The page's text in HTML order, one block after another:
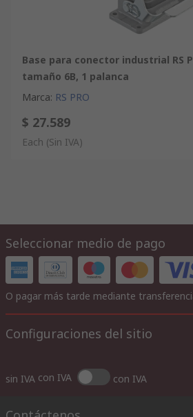
Base para conector industrial RS
tamaño 6B, 1 palanca
Marca: RS PRO
$ 27.589
Each (Sin IVA)
Seleccionar medio de pago
O pagar más tarde mediante
Configuraciones del sitio
sin IVA con IVA con IVA